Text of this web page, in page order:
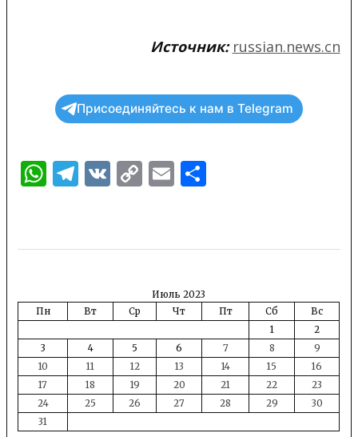
Источник: russian.news.cn
Присоединяйтесь к нам в Telegram
WhatsApp
Telegram
VKCopyEmail
Июль 2023
Пн
Вт Ср Чт Пт Сб
Вс
1
2
3
4 5 6 7 8
9
10
11 12 13 14 15
16
17
18 19 20 21 22
23
24
25 26 27 28 29
30
31